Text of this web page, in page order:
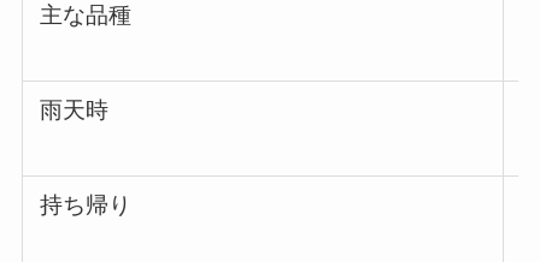
主な品種
雨天時
持ち帰り